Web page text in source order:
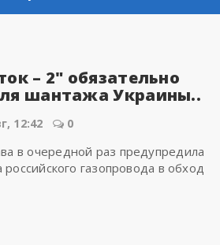
– 2" обязательно
шантажа Украины..
12:42 0
в очередной раз предупредила
российского газопровода в обход